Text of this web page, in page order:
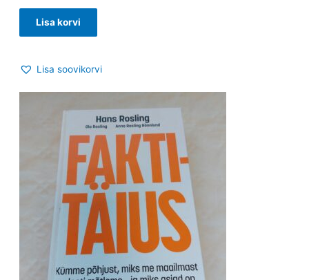
Lisa korvi
Lisa soovikorvi